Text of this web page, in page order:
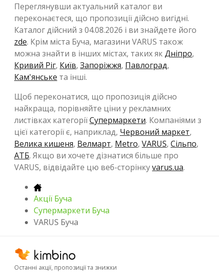
Переглянувши актуальний каталог ви
переконаєтеся, що пропозиції дійсно вигідні.
Каталог дійсний з 04.08.2026 і ви знайдете його
zde. Крім міста Буча, магазини VARUS також
можна знайти в інших містах, таких як Дніпро,
Кривий Ріг, Київ, Запоріжжя, Павлоград,
Кам'янське та інші.
Щоб переконатися, що пропозиція дійсно
найкраща, порівняйте ціни у рекламних
листівках категоріїСупермаркети. Компаніями з
цієї категорії є, наприклад, Червоний маркет,
Велика кишеня, Велмарт, Metro, VARUS, Сільпо,
АТБ. Якщо ви хочете дізнатися більше про
VARUS, відвідайте цю веб-сторінкуvarus.ua.
Акції Буча
Супермаркети Буча
VARUS Буча
Останні акції, пропозиції та знижки